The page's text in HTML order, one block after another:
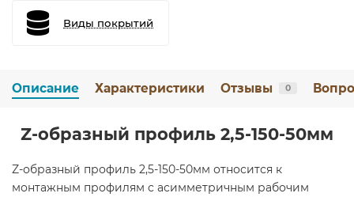
Виды покрытий
Описание Характеристики Отзывы 0
Z-образный профиль 2,5-150-50мм
Z-образный профиль 2,5-150-50мм относится к
монтажным профилям с асимметричным рабочим